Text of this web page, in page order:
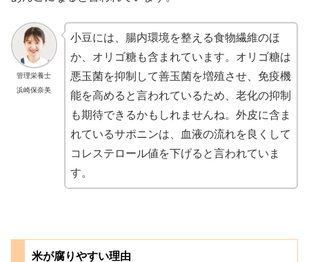
管理栄養士
浜崎保奈美
小豆には、腸内環境を整える食物繊維のほ
か、オリゴ糖も含まれています。オリゴ糖は
悪玉菌を抑制して善玉菌を増殖させ、免疫機
能を高めると言われているため、老化の抑制
も期待できるかもしれませんね。外皮に含ま
れているサポニンは、血液の流れを良くして
コレステロール値を下げると言われていま
す。
米が腐りやすい理由